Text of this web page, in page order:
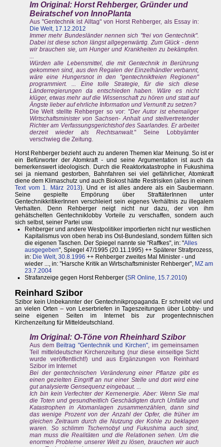
Im Original: Horst Rehberger, Gründer und
Beiratschef von InnoPlanta
Aus "Gentechnik ist Alltag" von Horst Rehberger, als Essay in:
Die Welt, 17.12.2012
Immer mehr Bundesländer nennen sich "frei von Gentechnik".
Dabei ist diese schon längst allgegenwärtig. Zum Glück - denn
wir brauchen sie, um Hunger und Krankheiten zu bekämpfen.
...
Würden alle Lebensmittel, die mit Gentechnik in Berührung
gekommen sind, aus den Regalen der Einzelhändler verbannt,
wäre eine Hungersnot in den "gentechnikfreien Regionen"
programmiert. ... Eine tolle Strategie, für die sich diese
Länderregierungen da entschieden haben. Wäre es nicht
klüger, etwas mehr auf die Wissenschaft zu hören und statt auf
Ängste lieber auf ehrliche Information und Vernunft zu setzen?
Die Welt stellte Rehberger so vor: "Der Autor ist ehemaliger
Wirtschaftsminister von Sachsen- Anhalt und stellvertretender
Richter am Verfassungsgerichtshof des Saarlandes. Er arbeitet
derzeit wieder als Rechtsanwalt." Seine Lobbyämter
verschwieg die Zeitung.
Horst Rehberger bezieht auch zu anderen Themen klar Meinung. So ist er
ein Befürworter der Atomkraft - und seine Argumentation ist auch da
bemerkenswert ideologisch. Durch die Reaktorkatastrophe in Fukushima
sei ja niemand gestorben, Bahnfahren sei viel gefährlicher, Atomkraft
diene dem Klimaschutz und auch Biokost hätte Restrisiken (alles in einem
Text vom 1. März 2013). Und er ist alles andere als ein Saubermann.
Seine gespielte Empörung über StraftäterInnen unter
GentechnikkritikerInnen verschleiert sein eigenes Verhältnis zu illegalem
Verhalten. Denn Rehberger neigt nicht nur dazu, der von ihm
gehätschelten Gentechniklobby Vorteile zu verschaffen, sondern auch
sich selbst, seiner Partei usw.
Rehberger und andere Westpolitiker importierten nicht nur westlichen
Kapitalismus von oben herab ins Ost-Bundesland, sondern füllten sich
die eigenen Taschen. Der Spiegel nannte sie "Raffkes", in: "Alles
ausgegeben", Spiegel 47/1995 (20.11.1995) ++ Späterer Strafprozess,
in: Die Welt, 30.8.1996 ++ Rehberger zweites Mal Minister - und
wieder ..., in: "Harsche Kritik an Wirtschaftsminister Rehberger", MZ am
23.7.2004
Strafanzeige gegen Horst Rehberger (SR Online, 15.7.2010)
Reinhard Szibor
Szibor kein Unbekannter der Gentechnikpropaganda. Er schreibt viel und
an vielen Orten – von Leserbriefen in Tageszeitungen über Lobby- und
seine eigenen Seiten im Internet bis zur progentechnischen
Kirchenzeitung für Mitteldeutschland.
Im Original: O-Töne von Rheinhard Szibor
Aus dem Beitrag "Gentechnik und Kirchen", im gemeinsamen
Teil mitteldeutscher Kirchenzeitung (nur diese einseitige Sicht
wurde veröffentlicht!) und aus Ergänzungen von Reinhard
Szibor im Internet
Bei der gentechnischen Veränderung einer Pflanze gibt es
einen gezielten Eingriff an nur einer Stelle und dort wird eine
gut analysierte Gensequenz eingebaut. ...
Ich bin kein Verfechter der Kernenergie. Aber: Wenn Sie mal
die Toten und gesundheitlich Geschädigten durch Unfälle und
Katastrophen in Atomanlagen zusammenzählen, dann sind
das wenige Prozent von der Anzahl der Opfer, die früher im
gleichen Zeitraum durch die Nutzung der Kohle zu beklagen
waren. So schlimm Tschernobyl und Fukushima auch sind,
man muss die Realitäten und die Relationen sehen. Um die
enormen Probleme unserer Welt zu lösen, brauchen wir auch